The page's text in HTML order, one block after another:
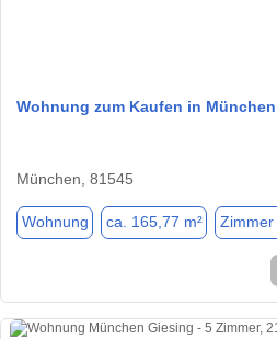
Wohnung zum Kaufen in München
München, 81545
Wohnung ca. 165,77 m² Zimmer